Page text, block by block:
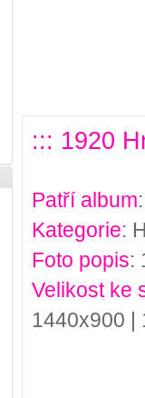
::: 1920
Patří album
Kategorie:
Foto popis:
Velikost ke
1440x900 |